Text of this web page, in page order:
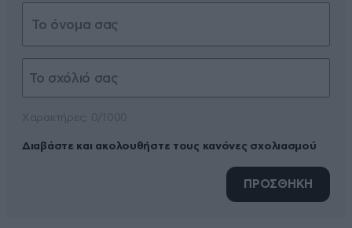
Διαβάστε και ακολουθήστε τους κανόνες σχολιασμού
ΠΡΟΣΘΗΚΗ